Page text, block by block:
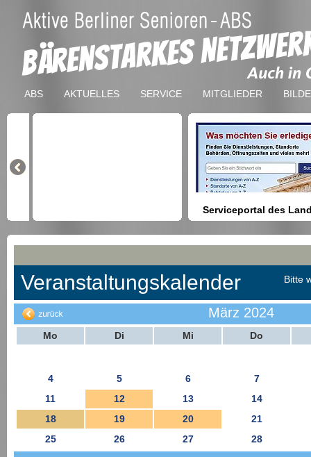
ABS AKTUELLES SERVICE MITGLIEDER
Serviceportal des
Berlin
Anmeldung bei Ämtern usw.
Veranstaltungskalender Bitte
März 2024
Mo Di Mi Do
4 5 6
7
11
12 13
14
18
19 20
21
25
26 27 28